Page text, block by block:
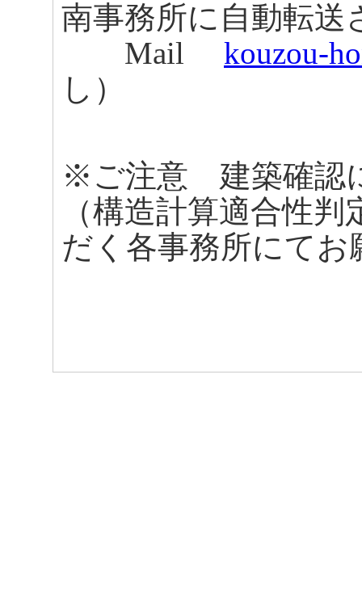
南事務所に自動転送
Mail kouzou-
し）
※ご注意 建築確認
（構造計算適合性
だく各事務所にて